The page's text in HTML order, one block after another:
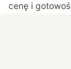
cenę i